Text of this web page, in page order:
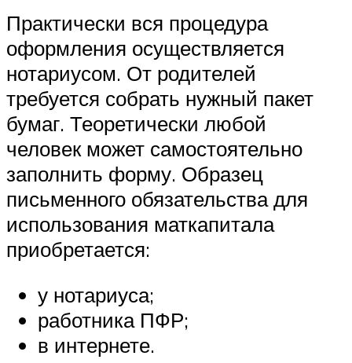
Практически вся процедура
оформления осуществляется
нотариусом. От родителей
требуется собрать нужный пакет
бумаг. Теоретически любой
человек может самостоятельно
заполнить форму. Образец
письменного обязательства для
использования маткапитала
приобретается:
у нотариуса;
работника ПФР;
в интернете.